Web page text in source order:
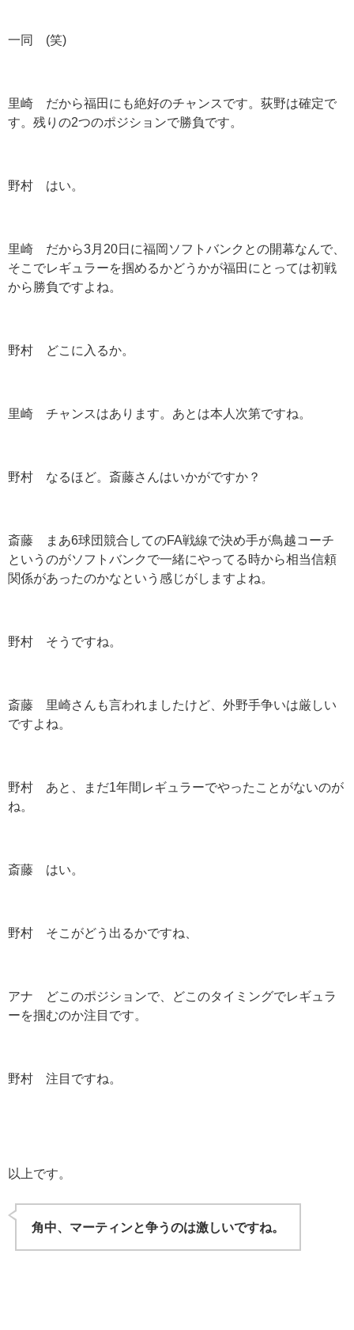
一同 (笑)
里崎 だから福田にも絶好のチャンスです。荻野は確定で
す。残りの2つのポジションで勝負です。
野村 はい。
里崎 だから3 月 20日に福岡ソフトバンクとの開幕なんで、
そこでレギュラーを掴めるかどうかが福田にとっては初戦
から勝負ですよね。
野村 どこに入るか。
里崎 チャンスはあります。あとは本人次第ですね。
野村 なるほど。斎藤さんはいかがですか？
斎藤 まあ6球団競合してのFA戦線で決め手が鳥越コーチ
というのがソフトバンクで一緒にやってる時から相当信頼
関係があったのかなという感じがしますよね。
野村 そうですね。
斎藤 里崎さんも言われましたけど、外野手争いは厳しい
ですよね。
野村 あと、まだ1 年間レギュラーでやったことがないのが
ね。
斎藤 はい。
野村 そこがどう出るかですね、
アナ どこのポジションで、どこのタイミングでレギュラ
ーを掴むのか注目です。
野村 注目ですね。
以上です。
角中、マーティンと争うのは激しいですね。